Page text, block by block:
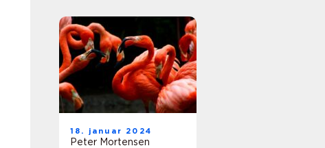
deres unikke
udseende og
interessante
adfærd
18. januar 2024
Peter Mortensen